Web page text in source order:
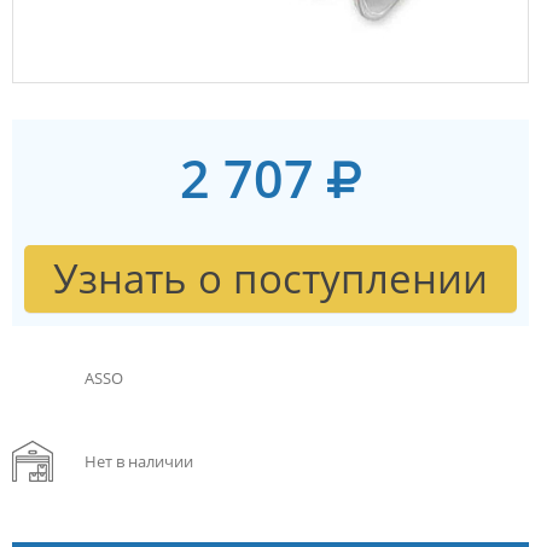
2 707
Узнать о поступлении
ASSO
Нет в наличии